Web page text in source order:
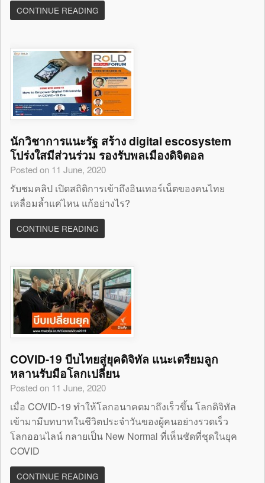
CONTINUE READING
นักวิชาการแนะรัฐ สร้าง digital escosystem
โปร่งใสมีส่วนร่วม รองรับพลเมืองดิจิตอล
Posted on 11 June, 2020
รับชมคลิป เปิดสถิติการเข้าถึงอินเทอร์เน็ตของคนไทย
เหลื่อมล้ำแค่ไหน แก้อย่างไร?
CONTINUE READING
COVID-19 บีบไทยสู่ยุคดิจิทัล แนะเตรียมลูก
หลานรับมือโลกเปลี่ยน
Posted on 11 June, 2020
เมื่อ COVID-19 ทำให้โลกอนาคตมาถึงเร็วขึ้น โลกดิจิทัล
เข้ามามีบทบาทในชีวิตประจำวันของผู้คนอย่างรวดเร็ว
โลกออนไลน์ กลายเป็น New Normal ที่เห็นชัดที่ชุดในยุค
COVID
CONTINUE READING